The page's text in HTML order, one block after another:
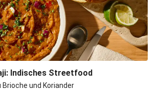
Indisches Streetfood
und Koriander